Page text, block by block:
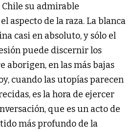
su admirable
aspecto de la raza. La blanca
casi en absoluto, y sólo el
puede discernir los
aborigen, en las más bajas
cuando las utopías parecen
es la hora de ejercer
que es un acto de
más profundo de la